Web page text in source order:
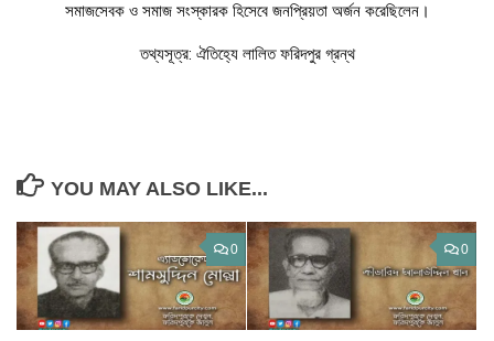
সমাজসেবক ও সমাজ সংস্কারক হিসেবে জনপ্রিয়তা অর্জন করেছিলেন।
তথ্যসূত্র: ঐতিহ্যে লালিত ফরিদপুর গ্রন্থ
YOU MAY ALSO LIKE...
0 0